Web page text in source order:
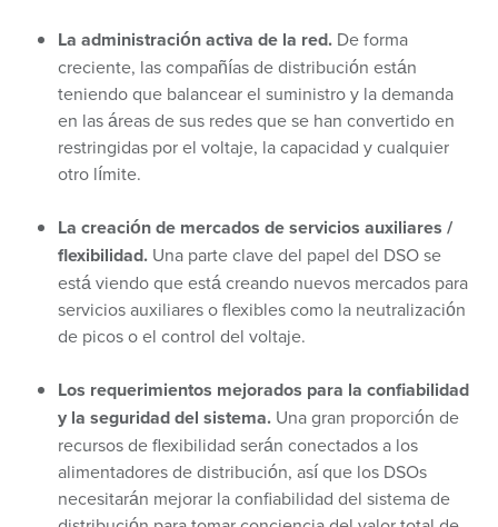
La administración activa de la red. De forma
creciente, las compañías de distribución están
teniendo que balancear el suministro y la demanda
en las áreas de sus redes que se han convertido en
restringidas por el voltaje, la capacidad y cualquier
otro límite.
La creación de mercados de servicios auxiliares /
flexibilidad. Una parte clave del papel del DSO se
está viendo que está creando nuevos mercados para
servicios auxiliares o flexibles como la neutralización
de picos o el control del voltaje.
Los requerimientos mejorados para la confiabilidad
y la seguridad del sistema. Una gran proporción de
recursos de flexibilidad serán conectados a los
alimentadores de distribución, así que los DSOs
necesitarán mejorar la confiabilidad del sistema de